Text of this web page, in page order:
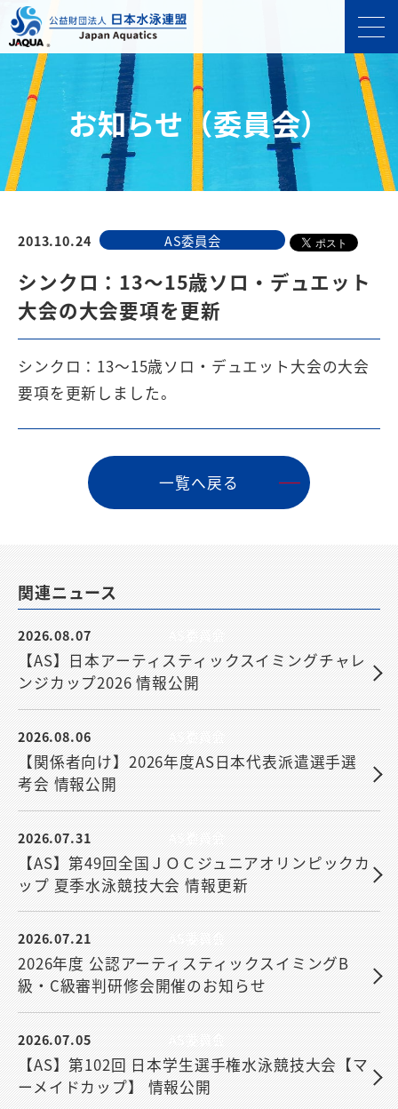
お知らせ（委員会）
2013.10.24 AS委員会
シンクロ：13～15歳ソロ・デュエット
大会の大会要項を更新
シンクロ：13～15歳ソロ・デュエット大会の大会
要項を更新しました。
⼀覧へ戻る
関連ニュース
2026.08.07 AS委員会
【AS】日本アーティスティックスイミングチャレ
ンジカップ2026 情報公開
2026.08.06 AS委員会
【関係者向け】2026年度AS日本代表派遣選手選
考会 情報公開
2026.07.31 AS委員会
【AS】第49回全国ＪＯＣジュニアオリンピックカ
ップ 夏季水泳競技大会 情報更新
2026.07.21 AS委員会
2026年度 公認アーティスティックスイミングB
級・C級審判研修会開催のお知らせ
2026.07.05 AS委員会
【AS】第102回 日本学生選手権水泳競技大会【マ
ーメイドカップ】 情報公開